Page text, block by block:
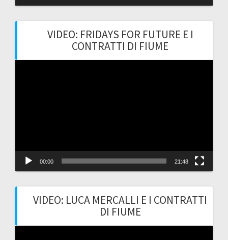
VIDEO: FRIDAYS FOR FUTURE E I
CONTRATTI DI FIUME
00:00 21:48
VIDEO: LUCA MERCALLI E I CONTRATTI
DI FIUME